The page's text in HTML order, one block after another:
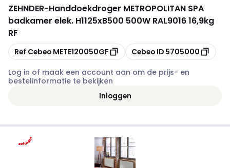
ZEHNDER-Handdoekdroger METROPOLITAN SPA
badkamer elek. H1125xB500 500W RAL9016 16,9kg
RF
Kopiëren
Ref Cebeo METE120050GF Kopiëren
Cebeo ID 5705000
Log in of maak een account aan om de prijs- en
bestelinformatie te bekijken
Inloggen